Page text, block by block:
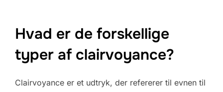
Hvad er de forskellige
typer af clairvoyance?
Clairvoyance er et udtryk, der refererer til evnen til